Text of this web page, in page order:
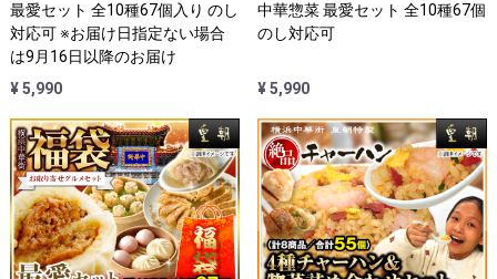
最愛セット 全10種67個入り のし
対応可 ※お届け日指定ない場合
は9月16日以降のお届け
¥ 5,990
中華惣菜 最愛セット 全10種67個
のし対応可
¥ 5,990